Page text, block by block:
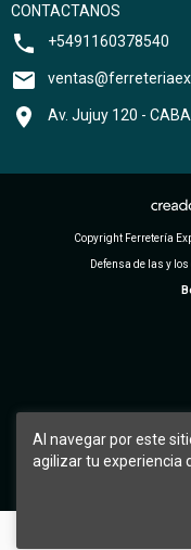
Al navegar por este
agilizar tu experiencia
CONTACTANOS
+5491160378540
Av. Jujuy 120 - CABA
Copyright Ferretería
Defensa de las y